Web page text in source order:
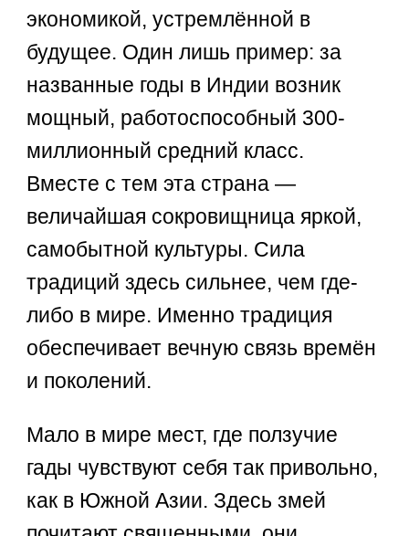
экономикой, устремлённой в
будущее. Один лишь пример: за
названные годы в Индии возник
мощный, работоспособный 300-
миллионный средний класс.
Вместе с тем эта страна —
величайшая сокровищница яркой,
самобытной культуры. Сила
традиций здесь сильнее, чем где-
либо в мире. Именно традиция
обеспечивает вечную связь времён
и поколений.
Мало в мире мест, где ползучие
гады чувствуют себя так привольно,
как в Южной Азии. Здесь змей